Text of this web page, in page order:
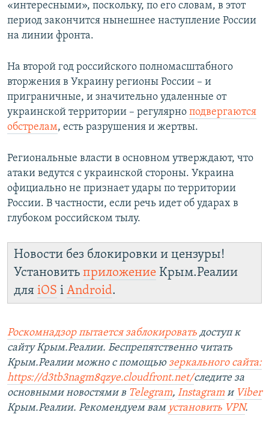
«интересными», поскольку, по его словам, в этот
период закончится нынешнее наступление России
на линии фронта.
На второй год российского полномасштабного
вторжения в Украину регионы России – и
приграничные, и значительно удаленные от
украинской территории – регулярно подвергаются
обстрелам, есть разрушения и жертвы.
Региональные власти в основном утверждают, что
атаки ведутся с украинской стороны. Украина
официально не признает удары по территории
России. В частности, если речь идет об ударах в
глубоком российском тылу.
Новости без блокировки и цензуры!
Установить приложение Крым.Реалии
для iOS і Android.
Роскомнадзор пытается заблокировать доступ к
сайту Крым.Реалии. Беспрепятственно читать
Крым.Реалии можно с помощью зеркального сайта:
https://d3tb3nagm8qzye.cloudfront.net/следите за
основными новостями в Telegram, Instagram и Viber
Крым.Реалии. Рекомендуем вам установить VPN.